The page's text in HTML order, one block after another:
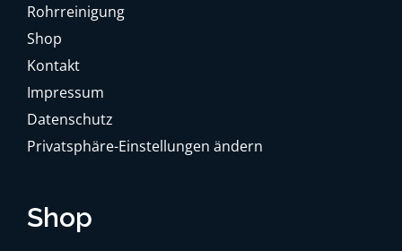
Rohrreinigung
Shop
Kontakt
Impressum
Datenschutz
Privatsphäre-Einstellungen ändern
Shop